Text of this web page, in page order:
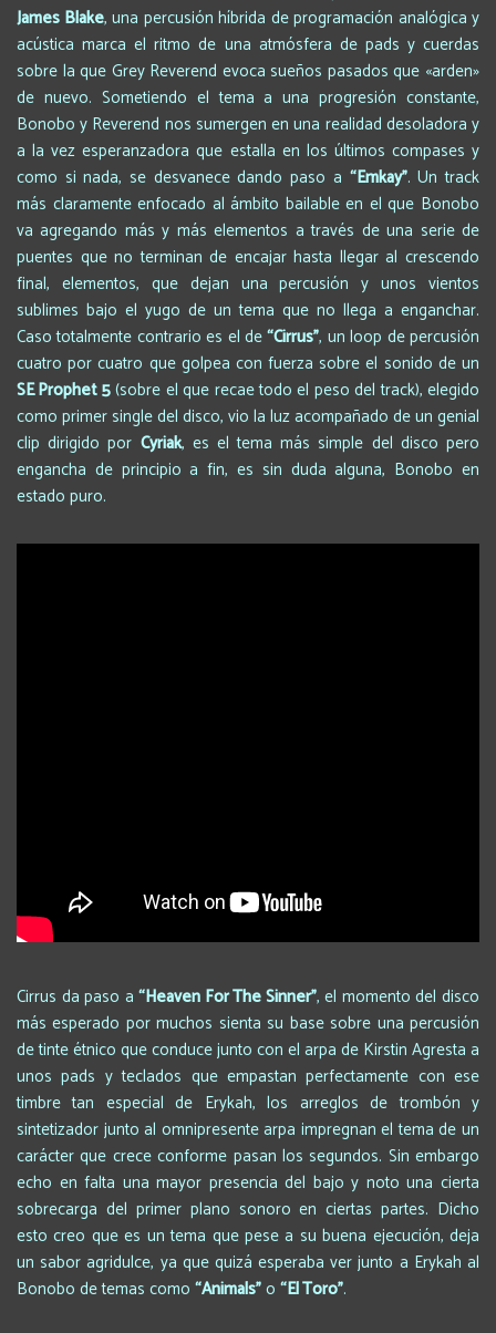
James Blake, una percusión híbrida de programación analógica y
acústica marca el ritmo de una atmósfera de pads y cuerdas
sobre la que Grey Reverend evoca sueños pasados que «arden»
de nuevo. Sometiendo el tema a una progresión constante,
Bonobo y Reverend nos sumergen en una realidad desoladora y
a la vez esperanzadora que estalla en los últimos compases y
como si nada, se desvanece dando paso a “Emkay”. Un track
más claramente enfocado al ámbito bailable en el que Bonobo
va agregando más y más elementos a través de una serie de
puentes que no terminan de encajar hasta llegar al crescendo
final, elementos, que dejan una percusión y unos vientos
sublimes bajo el yugo de un tema que no llega a enganchar.
Caso totalmente contrario es el de“Cirrus”, un loop de percusión
cuatro por cuatro que golpea con fuerza sobre el sonido de un
SE Prophet 5(sobre el que recae todo el peso del track), elegido
como primer single del disco, vio la luz acompañado de un genial
clip dirigido por Cyriak, es el tema más simple del disco pero
engancha de principio a fin, es sin duda alguna, Bonobo en
estado puro.
Cirrus da paso a“Heaven For The Sinner”, el momento del disco
más esperado por muchos sienta su base sobre una percusión
de tinte étnico que conduce junto con el arpa de Kirstin Agresta a
unos pads y teclados que empastan perfectamente con ese
timbre tan especial de Erykah, los arreglos de trombón y
sintetizador junto al omnipresente arpa impregnan el tema de un
carácter que crece conforme pasan los segundos. Sin embargo
echo en falta una mayor presencia del bajo y noto una cierta
sobrecarga del primer plano sonoro en ciertas partes. Dicho
esto creo que es un tema que pese a su buena ejecución, deja
un sabor agridulce, ya que quizá esperaba ver junto a Erykah al
Bonobo de temas como “Animals”o “El Toro”.